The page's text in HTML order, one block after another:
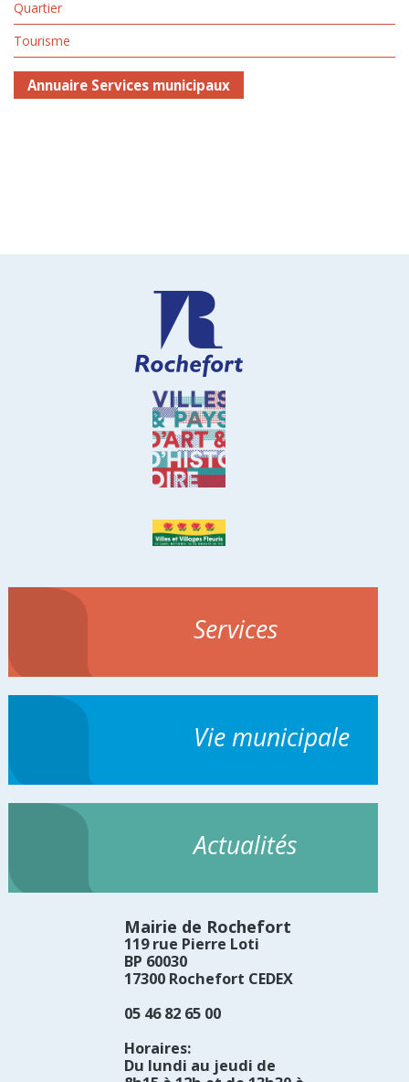
Quartier
Tourisme
Annuaire Services municipaux
Services
Vie municipale
Actualités
Mairie de Rochefort
119 rue Pierre Loti
BP 60030
17300 Rochefort CEDEX
05 46 82 65 00
Horaires:
Du lundi au jeudi de